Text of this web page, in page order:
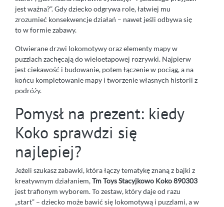
jest ważna?”. Gdy dziecko odgrywa role, łatwiej mu
zrozumieć konsekwencje działań – nawet jeśli odbywa się
to w formie zabawy.
Otwierane drzwi lokomotywy oraz elementy mapy w
puzzlach zachęcają do wieloetapowej rozrywki. Najpierw
jest ciekawość i budowanie, potem łączenie w pociąg, a na
końcu kompletowanie mapy i tworzenie własnych historii z
podróży.
Pomysł na prezent: kiedy
Koko sprawdzi się
najlepiej?
Jeżeli szukasz zabawki, która łączy tematykę znaną z bajki z
kreatywnym działaniem,Tm Toys Stacyjkowo Koko 890303
jest trafionym wyborem. To zestaw, który daje od razu
„start” – dziecko może bawić się lokomotywą i puzzlami, a w